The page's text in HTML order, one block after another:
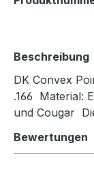
Beschreibung
DK Convex
.166 Material:
und Cougar
Bewertungen